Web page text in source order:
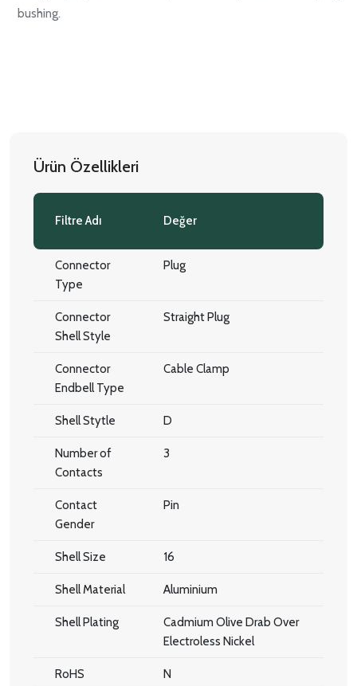
bushing.
Ürün Özellikleri
Filtre Adı Değer
Connector
Type
Plug
Connector
Shell Style
Straight Plug
Connector
Endbell Type
Cable Clamp
Shell Stytle D
Number of
Contacts
3
Contact
Gender
Pin
Shell Size 16
Shell Material Aluminium
Shell Plating
Cadmium Olive Drab Over
Electroless Nickel
RoHS N